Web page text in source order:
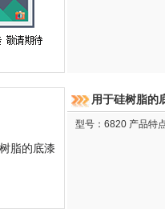
用于硅树脂的
型号：6820 产品特